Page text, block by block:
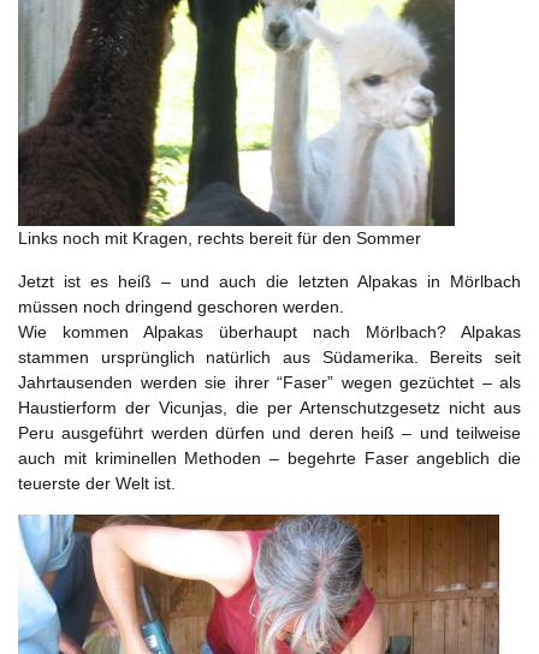
Links noch mit Kragen, rechts bereit für den Sommer
Jetzt ist es heiß – und auch die letzten Alpakas in Mörlbach
müssen noch dringend geschoren werden.
Wie kommen Alpakas überhaupt nach Mörlbach? Alpakas
stammen ursprünglich natürlich aus Südamerika. Bereits seit
Jahrtausenden werden sie ihrer “Faser” wegen gezüchtet – als
Haustierform der Vicunjas, die per Artenschutzgesetz nicht aus
Peru ausgeführt werden dürfen und deren heiß – und teilweise
auch mit kriminellen Methoden – begehrte Faser angeblich die
teuerste der Welt ist.